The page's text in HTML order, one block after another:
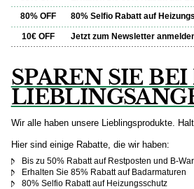
80% OFF 80% Selfio Rabatt auf
10€ OFF Jetzt zum Newsletter
SPAREN SIE
Wir alle haben unsere Lieblingsprodukte.
Hier sind einige Rabatte, die wir haben:
Bis zu 50% Rabatt auf Restposten und B-
Erhalten Sie 85% Rabatt auf Badarmaturen
80% Selfio Rabatt auf Heizungsschutz